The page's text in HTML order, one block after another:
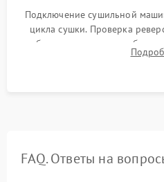
Подключение сушильной
цикла сушки. Проверка
набора температуры, работы
конденсата) и отсутствия
FAQ. Ответы на